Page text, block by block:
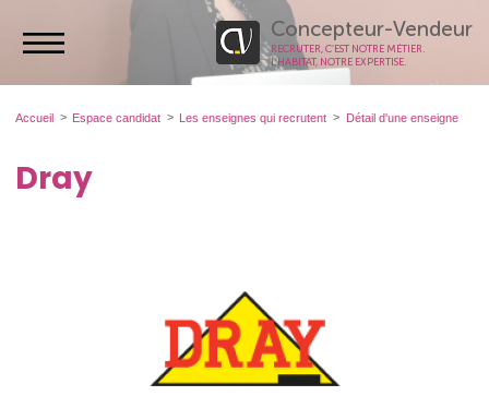
Concepteur-Vendeur
RECRUTER, C’EST NOTRE MÉTIER.
L’HABITAT, NOTRE EXPERTISE.
Accueil Espace candidat Les enseignes qui recrutent Détail d'une enseigne
Dray